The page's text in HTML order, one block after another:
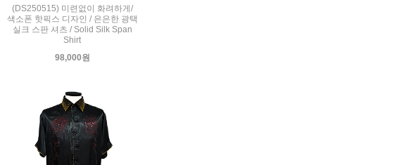
(DS250515) 미련없이 화려하게/
색소폰 핫픽스 디자인 / 은은한 광택
실크 스판 셔츠 / Solid Silk Span
Shirt
98,000원